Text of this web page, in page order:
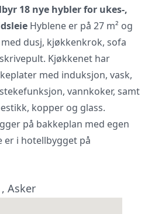
18 nye hybler for ukes-,
Hyblene er på 27 m² og
dusj, kjøkkenkrok, sofa
Kjøkkenet har
med induksjon, vask,
vannkoker, samt
kopper og glass.
på bakkeplan med egen
er i hotellbygget på
Asker